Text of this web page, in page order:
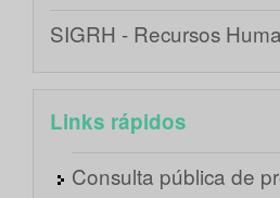
SIGRH - Recursos
Links rápidos
Consulta pública de